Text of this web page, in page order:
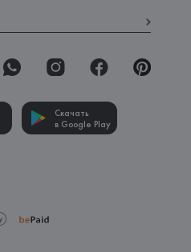
Скачать
в Google Play